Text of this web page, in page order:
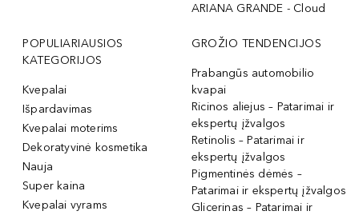
ARIANA GRANDE - Cloud
POPULIARIAUSIOS
KATEGORIJOS
Kvepalai
Išpardavimas
Kvepalai moterims
Dekoratyvinė kosmetika
Nauja
Super kaina
Kvepalai vyrams
GROŽIO TENDENCIJOS
Prabangūs automobilio
kvapai
Ricinos aliejus – Patarimai ir
ekspertų įžvalgos
Retinolis – Patarimai ir
ekspertų įžvalgos
Pigmentinės dėmės –
Patarimai ir ekspertų įžvalgos
Glicerinas – Patarimai ir